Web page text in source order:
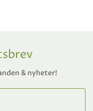
& nyheter!